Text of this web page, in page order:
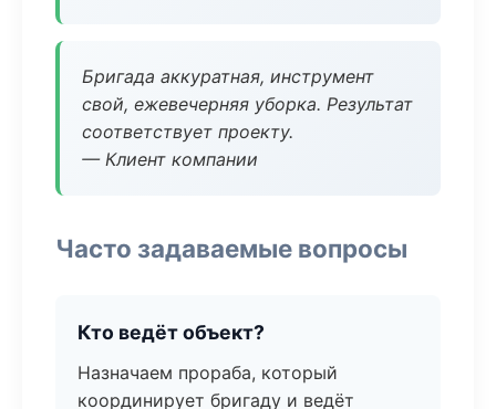
Бригада аккуратная, инструмент
свой, ежевечерняя уборка. Результат
соответствует проекту.
— Клиент компании
Часто задаваемые вопросы
Кто ведёт объект?
Назначаем прораба, который
координирует бригаду и ведёт